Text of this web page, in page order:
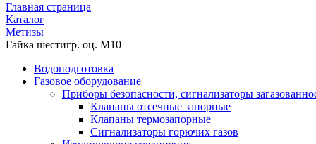
Главная страница
Каталог
Метизы
Гайка шестигр. оц. М10
Водоподготовка
Газовое оборудование
Приборы безопасности, сигнализаторы
Клапаны отсечные запорные
Клапаны термозапорные
Сигнализаторы горючих газов